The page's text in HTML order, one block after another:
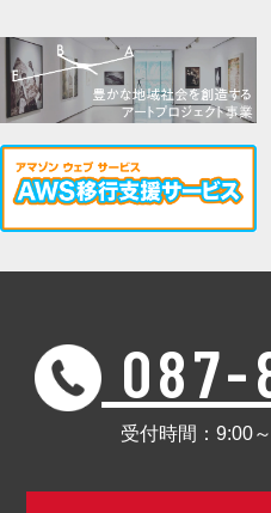
087-
受付時間：9:00